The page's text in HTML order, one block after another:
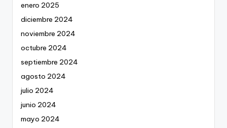
enero 2025
diciembre 2024
noviembre 2024
octubre 2024
septiembre 2024
agosto 2024
julio 2024
junio 2024
mayo 2024